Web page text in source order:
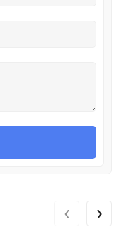
‹ ›